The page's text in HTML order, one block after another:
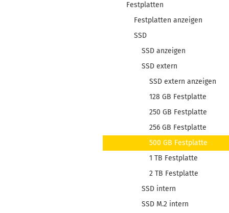
Festplatten
Festplatten anzeigen
SSD
SSD anzeigen
SSD extern
SSD extern anzeigen
128 GB Festplatte
250 GB Festplatte
256 GB Festplatte
500 GB Festplatte
1 TB Festplatte
2 TB Festplatte
SSD intern
SSD M.2 intern